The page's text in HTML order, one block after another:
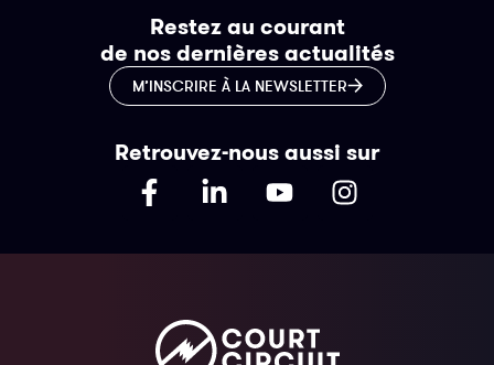
Restez au courant
de nos dernières actualités
M’INSCRIRE À LA NEWSLETTER
Retrouvez-nous aussi sur